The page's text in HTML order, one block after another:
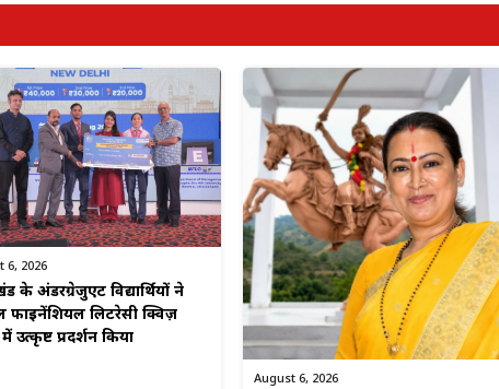
6, 2026
के अंडरग्रेजुएट विद्यार्थियों ने
लिटरेसी क्विज़
उत्कृष्ट प्रदर्शन किया
August 6, 2026